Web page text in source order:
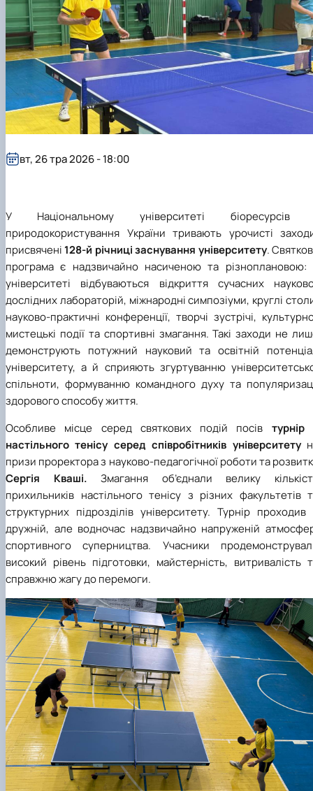
У Національному університеті біоресурсів
природокористування України тривають урочисті
присвячені 128-й річниці заснування університету.
програма є надзвичайно насиченою та різноплановою:
університеті відбуваються відкриття сучасних
дослідних лабораторій, міжнародні симпозіуми, круглі
науково-практичні конференції, творчі зустрічі,
мистецькі події та спортивні змагання. Такі заходи не
демонструють потужний науковий та освітній
університету, а й сприяють згуртуванню
спільноти, формуванню командного духу та
здорового способу життя.
Особливе місце серед святкових подій посів турнір
настільного тенісу серед співробітників університету
призи проректора з науково-педагогічної роботи та
Сергія Кваші. Змагання об’єднали велику
прихильників настільного тенісу з різних факультетів
структурних підрозділів університету. Турнір проходив
дружній, але водночас надзвичайно напруженій
спортивного суперництва. Учасники
високий рівень підготовки, майстерність, витривалість
справжню жагу до перемоги.
вт, 26 тра 2026 - 18:00